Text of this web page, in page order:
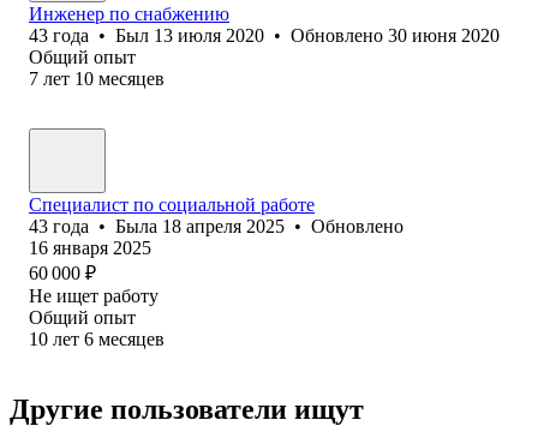
Инженер по снабжению
43 года • Был 13 июля 2020 • Обновлено 30 июня 2020
Общий опыт
7 лет 10 месяцев
Специалист по социальной работе
43 года • Была 18 апреля 2025 • Обновлено
16 января 2025
60 000 ₽
Не ищет работу
Общий опыт
10 лет 6 месяцев
Другие пользователи ищут